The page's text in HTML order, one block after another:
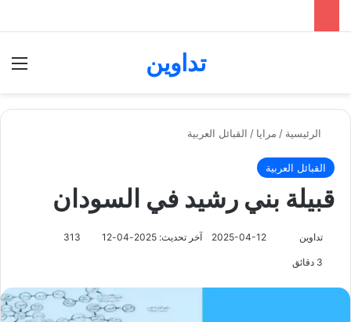
تداوين
الرئيسية / مرايا / القبائل العربية
القبائل العربية
قبيلة بني رشيد في السودان
تداوين 2025-04-12 آخر تحديث: 2025-04-12 313